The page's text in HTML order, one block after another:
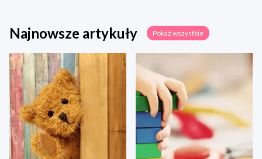
Najnowsze artykuły Pokaż wszystkie